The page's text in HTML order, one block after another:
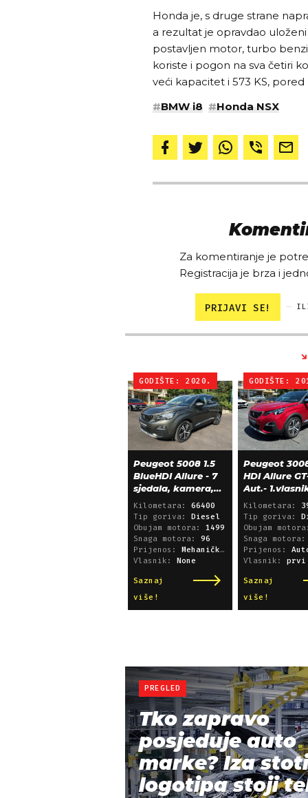
Honda je, s druge strane
a rezultat je opravdao
postavljen motor, turbo
koriste i pogon na sva četiri
veći kapacitet i 573 KS,
#BMW i8 #Honda NSX
Za komentiranje je
Registracija je brza i
PRIJAVI SE!
GODIŠTE: 2020.
Peugeot 5008 1.5
BlueHDI Allure - 7
sjedala, kamera,
alu 18, 66.000 km
Kilometara: 66400
Tip goriva:
Diesel
Obujam motora: 1499
Snaga motora: 96
Prijenos:
Mehanički mjenjač
Vlasnik:
None
Saznaj
više!
GODIŠTE:
Peugeot
HDI Allure
Aut.-
39.600 km!
Kilometara:
Tip goriva:
Obujam
Snaga
Prijenos:
Vlasnik: prvi
Saznaj
više!
PREGLED
Tko zapravo
posjeduje auto
marke? Iza
logotipa stoji